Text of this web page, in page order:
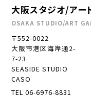
大阪スタジオ/アー
OSAKA STUDIO/ART
〒552-0022
大阪市港区海岸通2-
7-23
SEASIDE STUDIO
CASO
TEL 06-6976-8831